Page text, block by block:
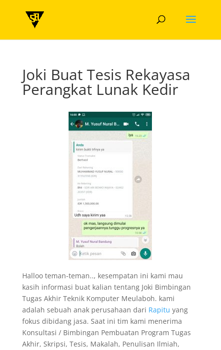
Joki Buat Tesis Rekayasa
Perangkat Lunak Kedir
Halloo teman-teman.., kesempatan ini kami mau
kasih informasi buat kalian tentang Joki Bimbingan
Tugas Akhir Teknik Komputer Meulaboh. kami
adalah sebuah anak perusahaan dari Rapitu yang
fokus dibidang jasa. Saat ini tim kami menerima
Konsultasi / Bimbingan Pembuatan Program Tugas
Akhir, Skripsi, Tesis, Makalah, Penulisan Ilmiah,